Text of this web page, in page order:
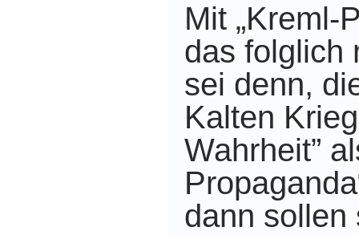
Mit „Kreml-
das folglich
sei denn,
Kalten
Wahrheit”
dann sollen